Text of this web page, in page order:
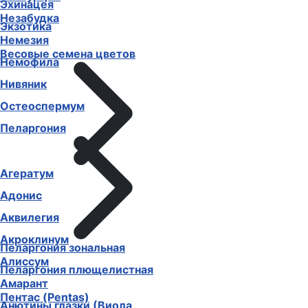
Незабудка
Немезия
Немофила
Нивяник
Остеоспермум
Пеларгония
Пеларгония зональная
Пеларгония плющелистная
Пентас (Pentas)
Эхинацея
Экзотика
Весовые семена цветов
Агератум
Адонис
Аквилегия
Акроклинум
Алиссум
Амарант
Анютины глазки (Виола